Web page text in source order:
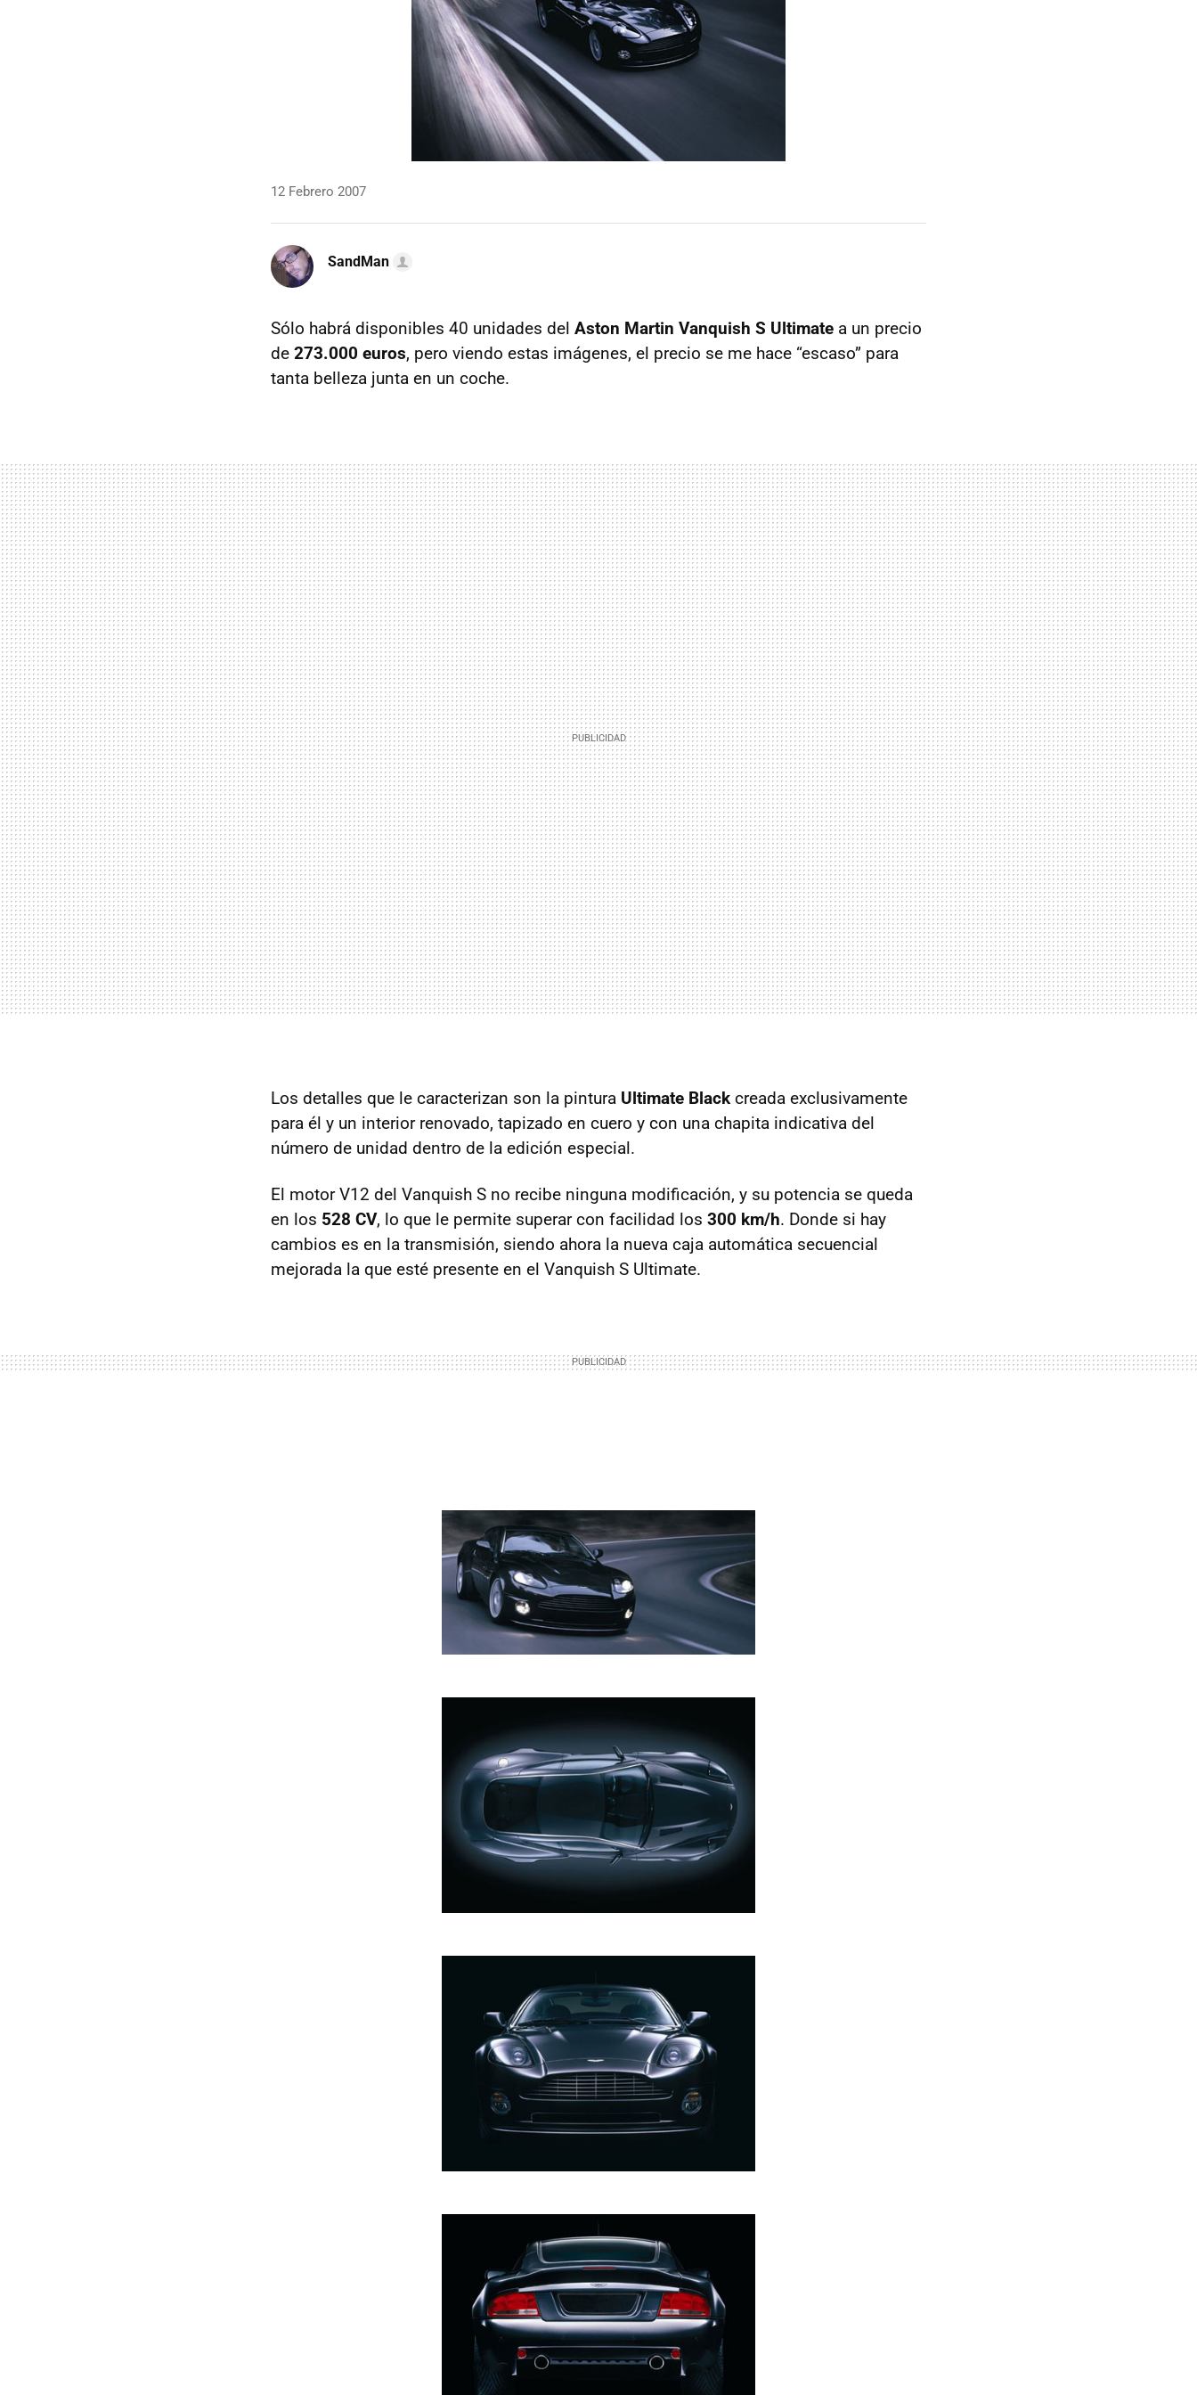
12 Febrero 2007
SandMan
Sólo habrá disponibles 40 unidades del Aston Martin Vanquish S Ultimate a un precio
de 273.000 euros, pero viendo estas imágenes, el precio se me hace “escaso” para
tanta belleza junta en un coche.
Los detalles que le caracterizan son la pintura Ultimate Black creada exclusivamente
para él y un interior renovado, tapizado en cuero y con una chapita indicativa del
número de unidad dentro de la edición especial.
El motor V12 del Vanquish S no recibe ninguna modificación, y su potencia se queda
en los 528 CV, lo que le permite superar con facilidad los 300 km/h. Donde si hay
cambios es en la transmisión, siendo ahora la nueva caja automática secuencial
mejorada la que esté presente en el Vanquish S Ultimate.